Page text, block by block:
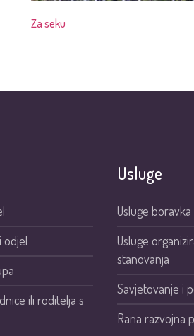
Za seku
odjel
ili roditelja s
Usluge
Usluge boravka
Usluge
stanovanja
Savjetovanje i
Rana razvojna